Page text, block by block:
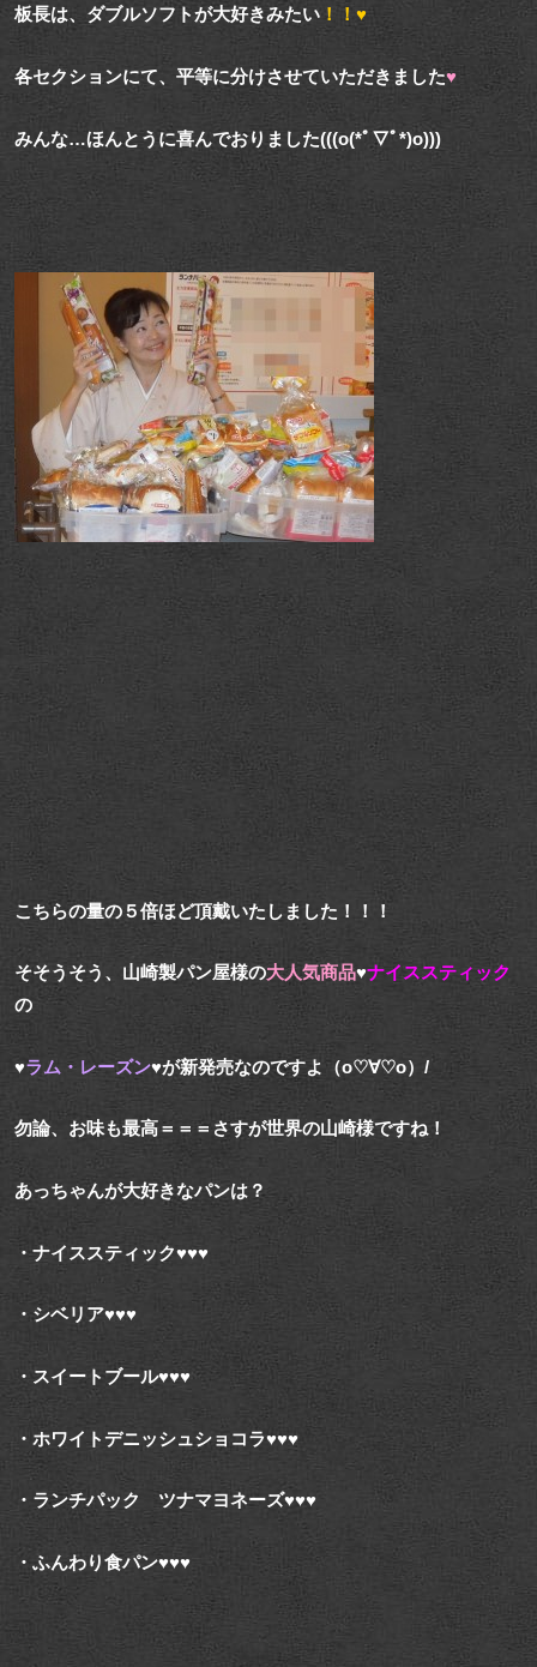
板長は、ダブルソフトが大好きみたい ！！♥
各セクションにて、平等に分けさせていただきました♥
みんな…ほんとうに喜んでおりました(((o(*ﾟ▽ﾟ*)o)))
こちらの量の５倍ほど頂戴いたしました！！！
そそうそう、山崎製パン屋様の大人気商品♥ナイススティック
の
♥ラム・レーズン♥が新発売なのですよ（о♡∀♡о）/
勿論、お味も最高＝＝＝さすが世界の山崎様ですね！
あっちゃんが大好きなパンは？
・ナイススティック♥♥♥
・シベリア♥♥♥
・スイートブール♥♥♥
・ホワイトデニッシュショコラ♥♥♥
・ランチパック ツナマヨネーズ♥♥♥
・ふんわり食パン♥♥♥